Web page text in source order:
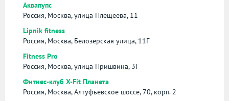
Аквапупс
Россия, Москва, улица Плещеева, 11
Lipnik fitness
Россия, Москва, Белозерская улица, 11Г
Fitness Pro
Россия, Москва, улица Пришвина, 3Г
Фитнес-клуб X-Fit Планета
Россия, Москва, Алтуфьевское шоссе, 70, корп. 2